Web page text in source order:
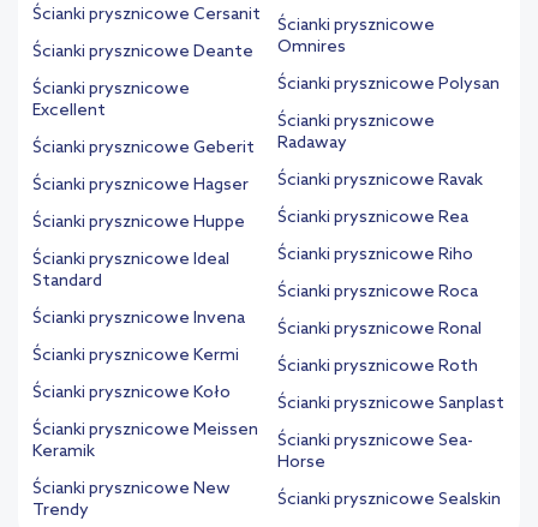
Ścianki prysznicowe Cersanit
Ścianki prysznicowe Deante
Ścianki prysznicowe
Excellent
Ścianki prysznicowe Geberit
Ścianki prysznicowe Hagser
Ścianki prysznicowe Huppe
Ścianki prysznicowe Ideal
Standard
Ścianki prysznicowe Invena
Ścianki prysznicowe Kermi
Ścianki prysznicowe Koło
Ścianki prysznicowe Meissen
Keramik
Ścianki prysznicowe New
Trendy
Ścianki prysznicowe
Omnires
Ścianki prysznicowe Polysan
Ścianki prysznicowe
Radaway
Ścianki prysznicowe Ravak
Ścianki prysznicowe Rea
Ścianki prysznicowe Riho
Ścianki prysznicowe Roca
Ścianki prysznicowe Ronal
Ścianki prysznicowe Roth
Ścianki prysznicowe Sanplast
Ścianki prysznicowe Sea-
Horse
Ścianki prysznicowe Sealskin